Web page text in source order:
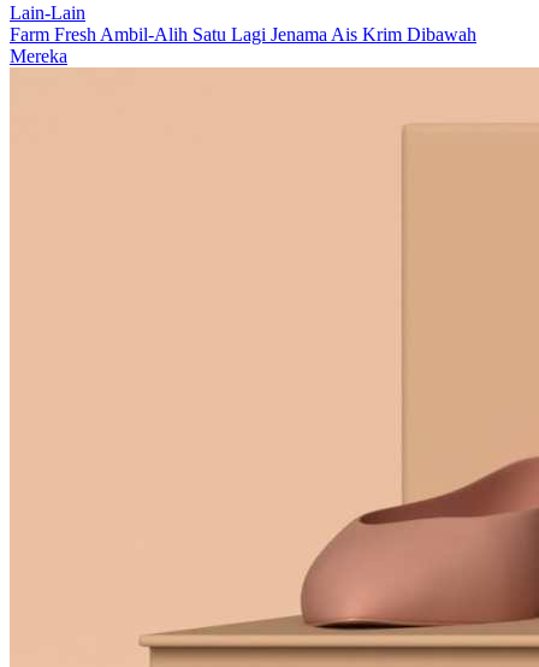
Lain-Lain
Farm Fresh Ambil-Alih Satu Lagi Jenama Ais Krim Dibawah
Mereka